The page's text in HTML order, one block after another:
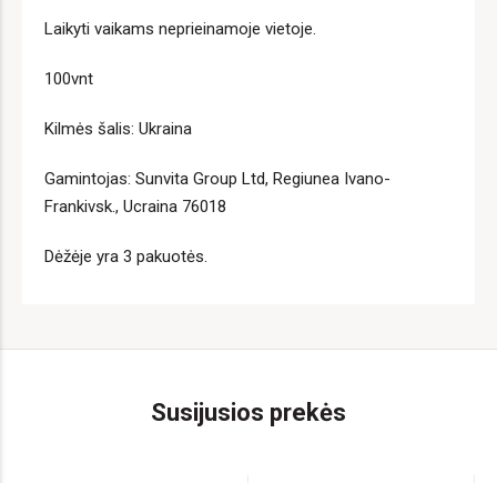
Laikyti vaikams neprieinamoje vietoje.
100vnt
Kilmės šalis: Ukraina
Gamintojas: Sunvita Group Ltd, Regiunea Ivano-
Frankivsk., Ucraina 76018
Dėžėje yra 3 pakuotės.
Susijusios prekės